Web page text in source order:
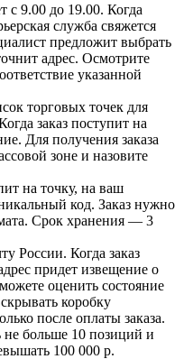
с 9.00 до 19.00. Когда
служба свяжется
предложит выбрать
адрес. Осмотрите
указанной
торговых точек для
заказ поступит на
Для получения заказа
зоне и назовите
на точку, на ваш
код. Заказ нужно
Срок хранения — 3
России. Когда заказ
придет извещение о
оценить состояние
коробку
после оплаты заказа.
не больше 10 позиций и
100 000 р.